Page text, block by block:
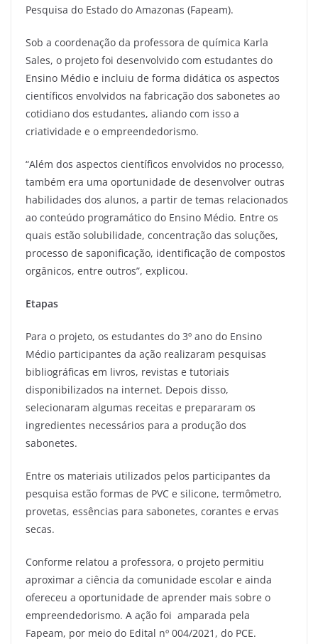
Pesquisa do Estado do Amazonas (Fapeam).
Sob a coordenação da professora de química Karla
Sales, o projeto foi desenvolvido com estudantes do
Ensino Médio e incluiu de forma didática os aspectos
científicos envolvidos na fabricação dos sabonetes ao
cotidiano dos estudantes, aliando com isso a
criatividade e o empreendedorismo.
“Além dos aspectos científicos envolvidos no processo,
também era uma oportunidade de desenvolver outras
habilidades dos alunos, a partir de temas relacionados
ao conteúdo programático do Ensino Médio. Entre os
quais estão solubilidade, concentração das soluções,
processo de saponificação, identificação de compostos
orgânicos, entre outros”, explicou.
Etapas
Para o projeto, os estudantes do 3º ano do Ensino
Médio participantes da ação realizaram pesquisas
bibliográficas em livros, revistas e tutoriais
disponibilizados na internet. Depois disso,
selecionaram algumas receitas e prepararam os
ingredientes necessários para a produção dos
sabonetes.
Entre os materiais utilizados pelos participantes da
pesquisa estão formas de PVC e silicone, termômetro,
provetas, essências para sabonetes, corantes e ervas
secas.
Conforme relatou a professora, o projeto permitiu
aproximar a ciência da comunidade escolar e ainda
ofereceu a oportunidade de aprender mais sobre o
empreendedorismo. A ação foi amparada pela
Fapeam, por meio do Edital nº 004/2021, do PCE.